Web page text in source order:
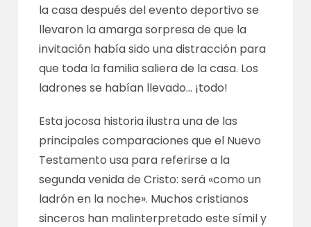
la casa después del evento deportivo se
llevaron la amarga sorpresa de que la
invitación había sido una distracción para
que toda la familia saliera de la casa. Los
ladrones se habían llevado… ¡todo!
Esta jocosa historia ilustra una de las
principales comparaciones que el Nuevo
Testamento usa para referirse a la
segunda venida de Cristo: será «como un
ladrón en la noche». Muchos cristianos
sinceros han malinterpretado este símil y